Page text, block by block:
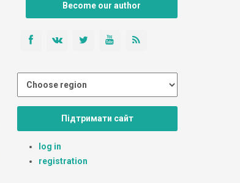
Become our author
Підтримати сайт
log in
registration